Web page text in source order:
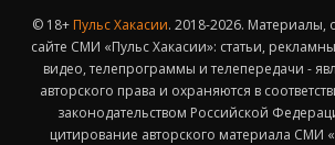
© 18+ Пульс Хакасии. 2018-2026. Материалы,
сайте СМИ «Пульс Хакасии»: статьи,
видео, телепрограммы и телепередачи -
авторского права и охраняются в
законодательством Российской
цитирование авторского материала СМИ